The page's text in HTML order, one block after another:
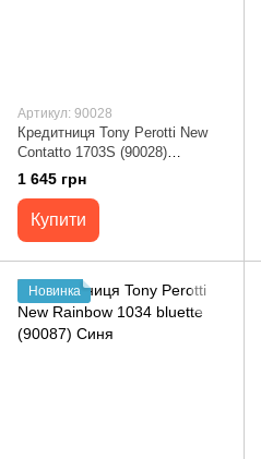
Артикул: 90028
Кредитниця Tony Perotti New
Contatto 1703S (90028)
Червона
1 645 грн
Купити
Новинка